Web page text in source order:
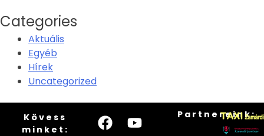
Categories
Aktuális
Egyéb
Hírek
Uncategorized
Kövess
minket:
Partnereink: